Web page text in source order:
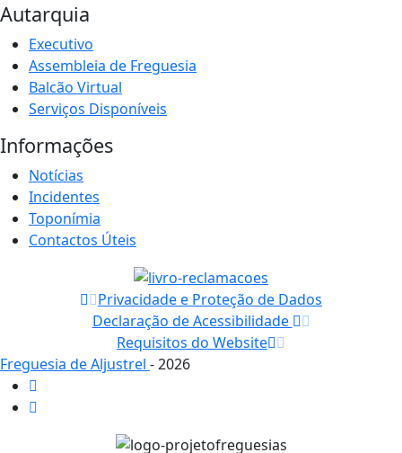
Autarquia
Executivo
Assembleia de Freguesia
Balcão Virtual
Serviços Disponíveis
Informações
Notícias
Incidentes
Toponímia
Contactos Úteis
Privacidade e Proteção de Dados
Declaração de Acessibilidade
Requisitos do Website
Freguesia de Aljustrel - 2026